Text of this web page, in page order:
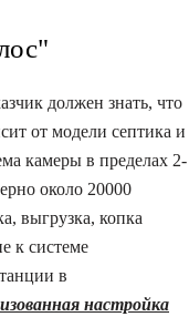
должен знать, что
от модели септика и
камеры в пределах 2-
около 20000
выгрузка, копка
к системе
в
настройка